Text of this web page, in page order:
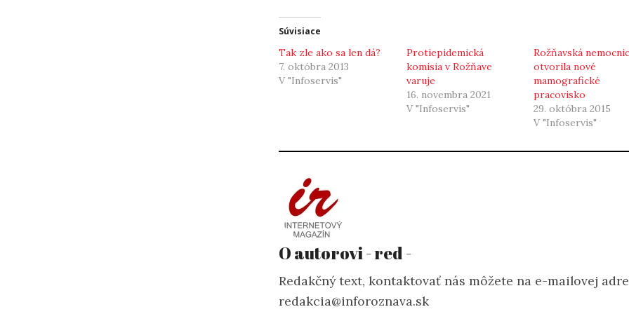
Súvisiace
Tak zle ako sa len dá?
7. októbra 2013
V "Infoservis"
Protiepidemická
komisia v Rožňave
varuje
16. novembra 2021
V "Infoservis"
Rožňavská
otvorila nové
mamografické
pracovisko
29. októbra 2015
V "Infoservis"
O autorovi - red -
Redakčný text, kontaktovať nás môžete na e-mailovej
redakcia@inforoznava.sk